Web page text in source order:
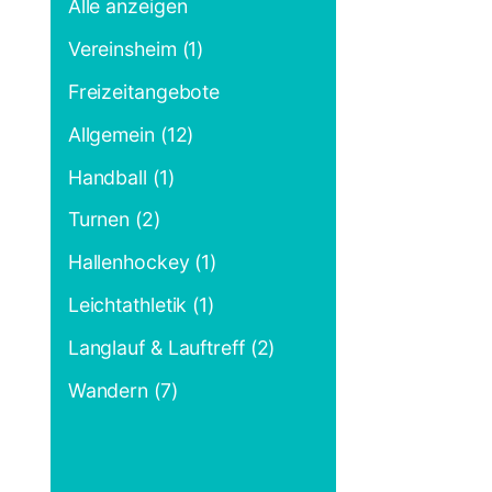
Alle anzeigen
Vereinsheim (1)
Freizeitangebote
Allgemein (12)
Handball (1)
Turnen (2)
Hallenhockey (1)
Leichtathletik (1)
Langlauf & Lauftreff (2)
Wandern (7)